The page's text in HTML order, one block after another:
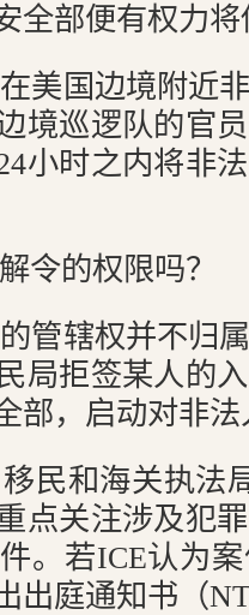
全部便有权力
美国边境附近
境巡逻队的官
小时之内将非
令的权限吗？
管辖权并不归
局拒签某人的
部，启动对非
民和海关执法
点关注涉及犯
。若ICE认为
出庭通知书（